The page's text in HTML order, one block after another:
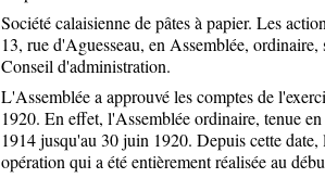
Société calaisienne de pâtes à papier. Les
13, rue d'Aguesseau, en Assemblée,
Conseil d'administration.
L'Assemblée a approuvé les comptes de
1920. En effet, l'Assemblée ordinaire, tenue
1914 jusqu'au 30 juin 1920. Depuis cette
opération qui a été entièrement réalisée au